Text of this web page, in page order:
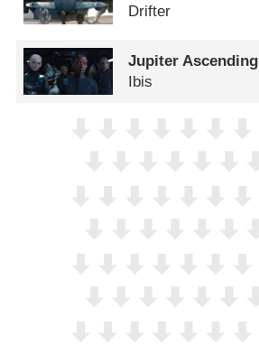
Drifter
Jupiter Ascending
Ibis